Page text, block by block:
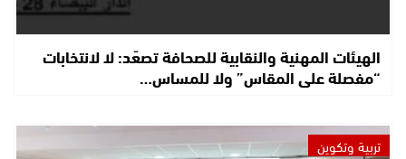
الهيئات المهنية والنقابية للصحافة تصعّد: لا لانتخابات
“مفصلة على المقاس” ولا للمساس…
تربية وتكوين